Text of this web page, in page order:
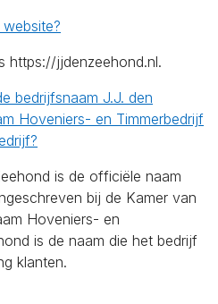
https://jjdenzeehond.nl.
bedrijfsnaam J.J. den
Hoveniers- en Timmerbedrijf
is de officiële naam
bij de Kamer van
Hoveniers- en
is de naam die het bedrijf
klanten.